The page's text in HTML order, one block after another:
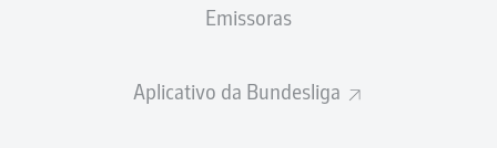
Emissoras
Aplicativo da Bundesliga